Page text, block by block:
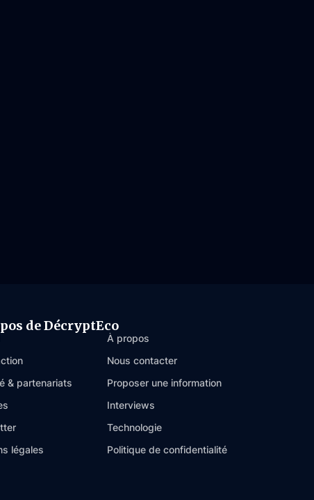
de DécryptEco
À propos
Nous contacter
& partenariats
Proposer une information
Interviews
Technologie
légales
Politique de confidentialité